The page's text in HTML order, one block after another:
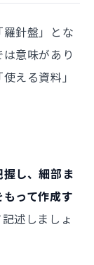
針盤」とな
意味があり
える資料」
し、細部ま
って作成す
述しましょ